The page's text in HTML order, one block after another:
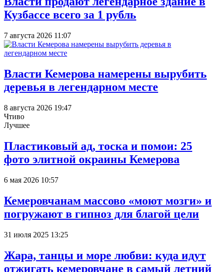
Кузбассе всего за 1 рубль
7 августа 2026 11:07
Власти Кемерова намерены вырубить
деревья в легендарном месте
8 августа 2026 19:47
Чтиво
Лучшее
Пластиковый ад, тоска и помои: 25
фото элитной окраины Кемерова
6 мая 2026 10:57
Кемеровчанам массово «моют мозги» и
погружают в гипноз для благой цели
31 июля 2025 13:25
Жара, танцы и море любви: куда идут
отжигать кемеровчане в самый летний